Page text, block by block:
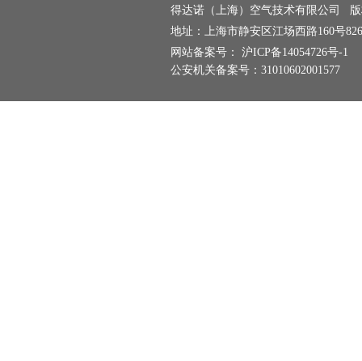
得达诺（上海）空气技术有限公司
地址：上海市静安区江场西路160号
网站备案号： 沪ICP备14054726号-1
公安机关备案号： 31010602001577